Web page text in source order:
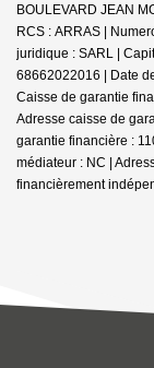
BOULEVARD JEAN
RCS : ARRAS |
juridique : SARL |
68662022016 | Date
Caisse de garantie
Adresse caisse de
garantie financière :
médiateur : NC |
financièrement